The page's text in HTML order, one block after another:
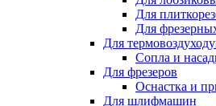
Для
Для
Для
Сопла и
Для фрезеров
Оснастка и
Для шлифмашин